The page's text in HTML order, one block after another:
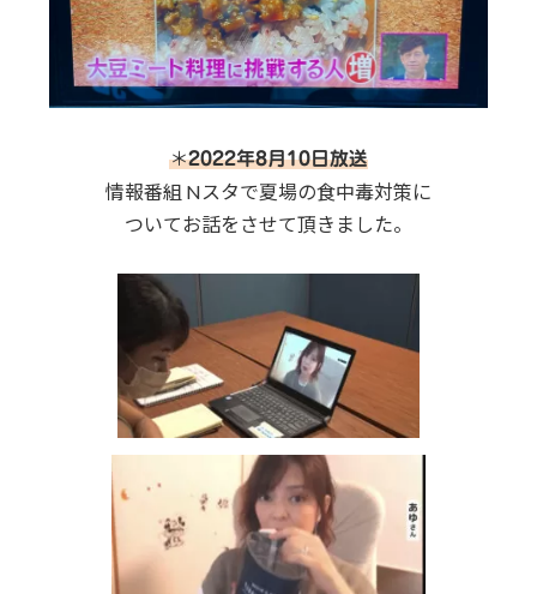
＊2022年8月10日放送
情報番組 Nスタで夏場の食中毒対策に
ついてお話をさせて頂きました。